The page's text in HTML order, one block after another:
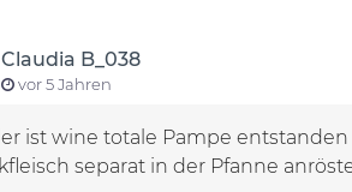
Claudia B_038
vor 5 Jahren
ist wine totale Pampe
separat in der Pfanne